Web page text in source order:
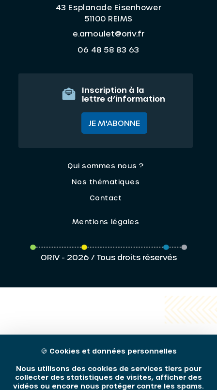
43 Esplanade Eisenhower
51100 REIMS
e.arnoulet@oriv.fr
06 48 58 83 63
Inscription à la
lettre d’information
JE M'ABONNE
Qui sommes nous ?
Nos thématiques
Contact
Mentions légales
ORIV - 2026 / Tous droits réservés
🍪 Cookies et données personnelles
Nous utilisons des cookies de services tiers pour
collecter des statistiques de visites, afficher des
vidéos ou encore nous protéger contre les spams.